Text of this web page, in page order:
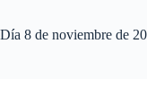
Día 8 de noviembre de